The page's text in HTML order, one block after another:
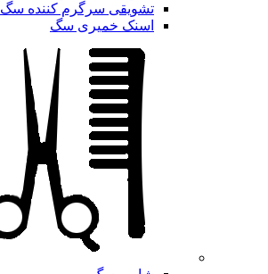
تشویقی سرگرم کننده سگ
اسنک خمیری سگ